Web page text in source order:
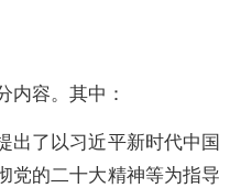
容。其中：
出了以习近平新时代中国
党的二十大精神等为指导